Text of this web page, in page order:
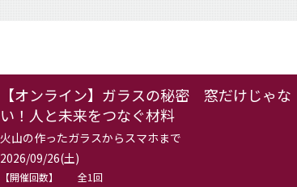
【オンライン】ガラスの秘密 窓だけじゃな
い！人と未来をつなぐ材料
火山の作ったガラスからスマホまで
2026/09/26(土)
【開催回数】
全1回